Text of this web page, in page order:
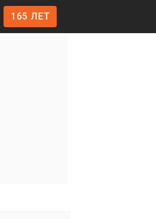
165 ЛЕТ